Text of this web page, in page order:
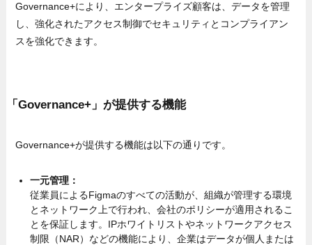
Governance+により、エンタープライズ顧客は、データを管理
し、強化されたアクセス制御でセキュリティとコンプライアン
スを強化できます。
「Governance+」が提供する機能
Governance+が提供する機能は以下の通りです。
一元管理：
従業員によるFigmaのすべての活動が、組織が管理する環境
とネットワーク上で行われ、会社のポリシーが適用されるこ
とを保証します。IPホワイトリストやネットワークアクセス
制限（NAR）などの機能により、企業はデータが個人または